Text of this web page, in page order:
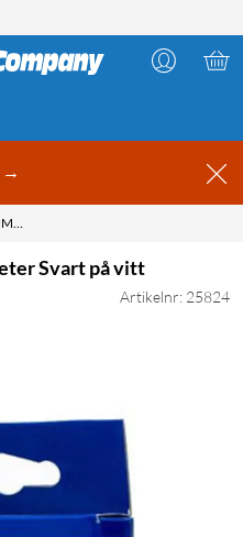
→
BROTHER TZE-TEJP 9 MM 8 METER SVART PÅ VITT
Svart på vitt
Artikelnr: 25824